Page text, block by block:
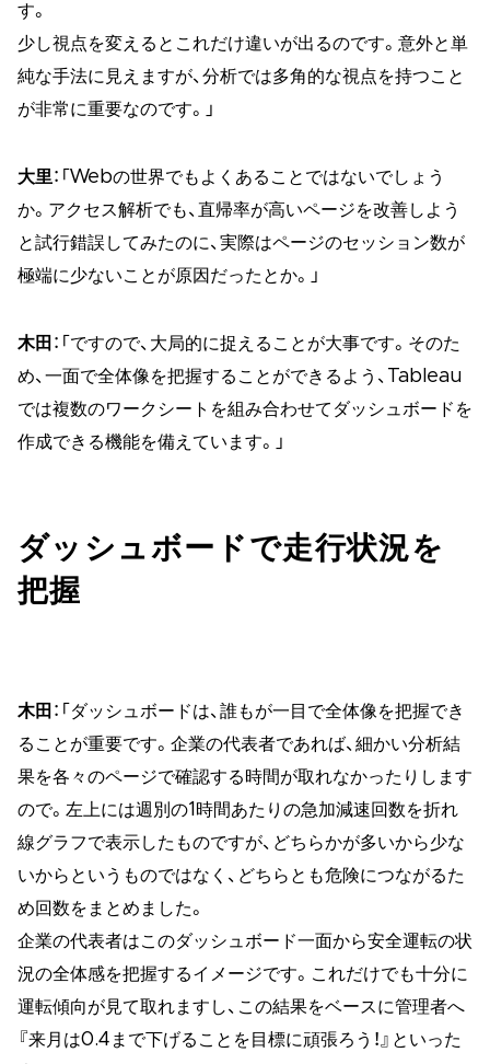
す。
少し視点を変えるとこれだけ違いが出るのです。意外と単
純な手法に見えますが、分析では多角的な視点を持つこと
が非常に重要なのです。」
大里：「Webの世界でもよくあることではないでしょう
か。アクセス解析でも、直帰率が高いページを改善しよう
と試行錯誤してみたのに、実際はページのセッション数が
極端に少ないことが原因だったとか。」
木田 ：「ですので、大局的に捉えることが大事です。そのた
め、一面で全体像を把握することができるよう、Tableau
では複数のワークシートを組み合わせてダッシュボードを
作成できる機能を備えています。」
ダッシュボードで走行状況を
把握
木田 ：「ダッシュボードは、誰もが一目で全体像を把握でき
ることが重要です。企業の代表者であれば、細かい分析結
果を各々のページで確認する時間が取れなかったりします
ので。左上には週別の1時間あたりの急加減速回数を折れ
線グラフで表示したものですが、どちらかが多いから少な
いからというものではなく、どちらとも危険につながるた
め回数をまとめました。
企業の代表者はこのダッシュボード一面から安全運転の状
況の全体感を把握するイメージです。これだけでも十分に
運転傾向が見て取れますし、この結果をベースに管理者へ
『来月は0.4まで下げることを目標に頑張ろう！』といった